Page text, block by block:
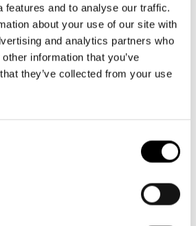
features and to analyse our traffic.
about your use of our site with
and analytics partners who
information that you’ve
they’ve collected from your use